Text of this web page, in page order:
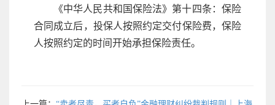
《中华人民共和国保险法》第十四条：保险
合同成立后，投保人按照约定交付保险费，保险
人按照约定的时间开始承担保险责任。